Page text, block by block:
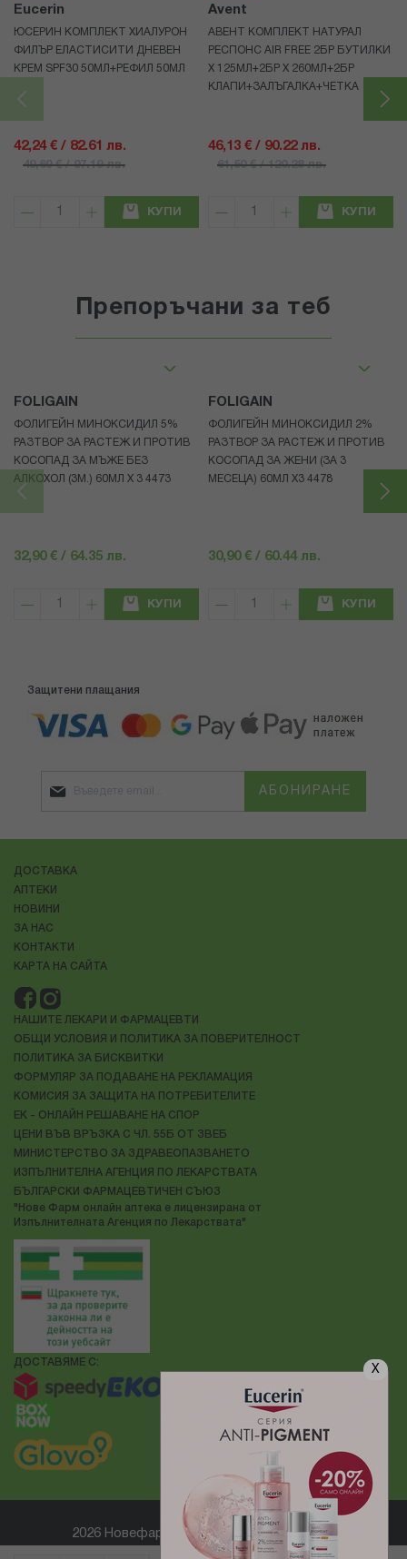
X
Eucerin
ЮСЕРИН КОМПЛЕКТ ХИАЛУРОН
ФИЛЪР ЕЛАСТИСИТИ ДНЕВЕН
КРЕМ SPF30 50МЛ+РЕФИЛ 50МЛ
42,24 € / 82.61 лв.
49,69 € / 97.19 лв.
КУПИ
Avent
АВЕНТ КОМПЛЕКТ НАТУРАЛ
РЕСПОНС AIR FREE 2БР БУТИЛКИ
Х 125МЛ+2БР Х 260МЛ+2БР
КЛАПИ+ЗАЛЪГАЛКА+ЧЕТКА
46,13 € / 90.22 лв.
61,50 € / 120.28 лв.
КУПИ
Препоръчани за теб
FOLIGAIN
ФОЛИГЕЙН МИНОКСИДИЛ 5%
РАЗТВОР ЗА РАСТЕЖ И ПРОТИВ
КОСОПАД ЗА МЪЖЕ БЕЗ
АЛКОХОЛ (3М.) 60МЛ X 3 4473
32,90 € / 64.35 лв.
КУПИ
FOLIGAIN
ФОЛИГЕЙН МИНОКСИДИЛ 2%
РАЗТВОР ЗА РАСТЕЖ И ПРОТИВ
КОСОПАД ЗА ЖЕНИ (ЗА 3
МЕСЕЦА) 60МЛ X3 4478
30,90 € / 60.44 лв.
КУПИ
Защитени плащания
АБОНИРАНЕ
ДОСТАВКА
АПТЕКИ
НОВИНИ
ЗА НАС
КОНТАКТИ
КАРТА НА САЙТА
НАШИТЕ ЛЕКАРИ И ФАРМАЦЕВТИ
ОБЩИ УСЛОВИЯ И ПОЛИТИКА ЗА ПОВЕРИТЕЛНОСТ
ПОЛИТИКА ЗА БИСКВИТКИ
ФОРМУЛЯР ЗА ПОДАВАНЕ НА РЕКЛАМАЦИЯ
КОМИСИЯ ЗА ЗАЩИТА НА ПОТРЕБИТЕЛИТЕ
ЕК - ОНЛАЙН РЕШАВАНЕ НА СПОР
ЦЕНИ ВЪВ ВРЪЗКА С ЧЛ. 55Б ОТ ЗВЕБ
МИНИСТЕРСТВО ЗА ЗДРАВЕОПАЗВАНЕТО
ИЗПЪЛНИТЕЛНА АГЕНЦИЯ ПО ЛЕКАРСТВАТА
БЪЛГАРСКИ ФАРМАЦЕВТИЧЕН СЪЮЗ
"Нове Фарм онлайн аптека е лицензирана от
Изпълнителната Агенция по Лекарствата"
ДОСТАВЯМЕ С:
2026 Новефарм ® Всички права запазени
Електронен магазин